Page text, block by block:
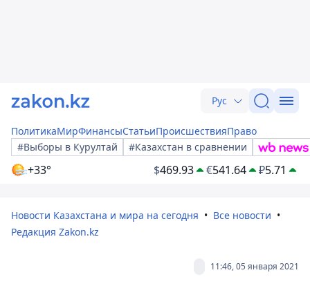
Рус
ПолитикаМирФинансыСтатьиПроисшествияПраво
#Выборы в Курултай
#Казахстан в сравнении
+33° $469.93 €541.64 ₽5.71
Новости Казахстана и мира на сегодня
Все новости
Редакция Zakon.kz
11:46, 05 января 2021